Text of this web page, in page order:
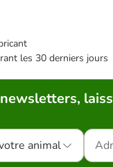
les 30 derniers jours
animal